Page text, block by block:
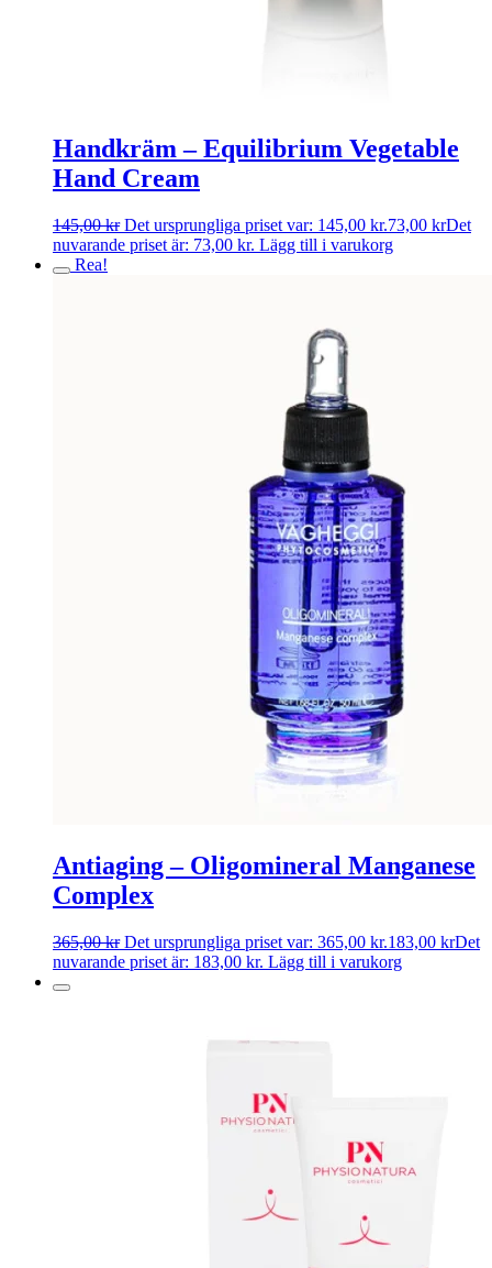
Handkräm – Equilibrium Vegetable
Hand Cream
145,00kr Det ursprungliga priset var: 145,00 kr.73,00 krDet
nuvarande priset är: 73,00 kr. Lägg till i varukorg
Rea!
Antiaging – Oligomineral Manganese
Complex
365,00kr Det ursprungliga priset var: 365,00 kr.183,00 krDet
nuvarande priset är: 183,00 kr. Lägg till i varukorg